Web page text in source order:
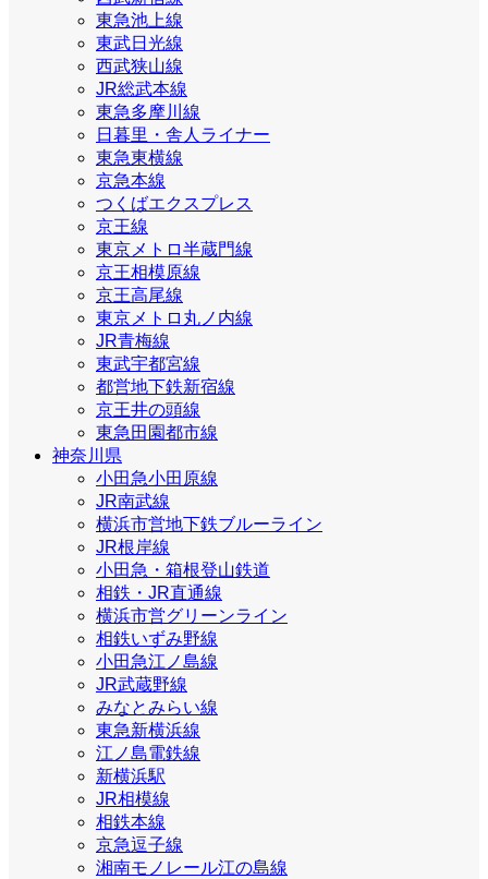
東急池上線
東武日光線
西武狭山線
JR総武本線
東急多摩川線
日暮里・舎人ライナー
東急東横線
京急本線
つくばエクスプレス
京王線
東京メトロ半蔵門線
京王相模原線
京王高尾線
東京メトロ丸ノ内線
JR青梅線
東武宇都宮線
都営地下鉄新宿線
京王井の頭線
東急田園都市線
神奈川県
小田急小田原線
JR南武線
横浜市営地下鉄ブルーライン
JR根岸線
小田急・箱根登山鉄道
相鉄・JR直通線
横浜市営グリーンライン
相鉄いずみ野線
小田急江ノ島線
JR武蔵野線
みなとみらい線
東急新横浜線
江ノ島電鉄線
新横浜駅
JR相模線
相鉄本線
京急逗子線
湘南モノレール江の島線